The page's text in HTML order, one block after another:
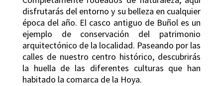
disfrutarás del entorno y su belleza en cualquier
época del año. El casco antiguo de Buñol es un
ejemplo de conservación del patrimonio
arquitectónico de la localidad. Paseando por las
calles de nuestro centro histórico, descubrirás
la huella de las diferentes culturas que han
habitado la comarca de la Hoya.